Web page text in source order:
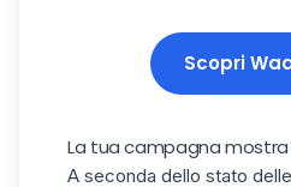
Scopri
La tua campagna
A seconda dello stato